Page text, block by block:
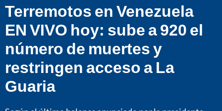
Terremotos en Venezuela
EN VIVO hoy: sube a 920 el
número de muertes y
restringen acceso a La
Guaria